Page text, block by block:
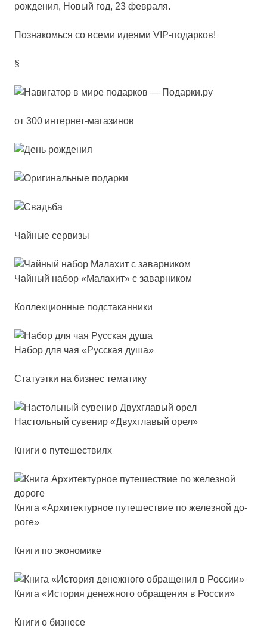
рождения, Новый год, 23 февраля.
Познакомься со всеми идеями VIP-подарков!
§
от 300 интернет-магазинов
Чайные сервизы
Чай­ный на­бор «Мала­хит» c за­вар­ни­ком
Коллекционные подстаканники
Набор для чая «Рус­ская ду­ша»
Статуэтки на бизнес тематику
Нас­толь­ный су­ве­нир «Двух­гла­вый орел»
Книги о путешествиях
Кни­га «Архи­тек­тур­ное пу­те­шес­твие по же­лез­ной до­
ро­ге»
Книги по экономике
Кни­га «Исто­рия де­неж­но­го об­ра­ще­ния в Рос­сии»
Книги о бизнесе